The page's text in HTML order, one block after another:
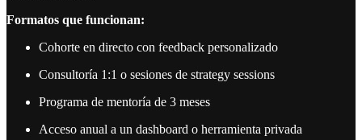
Formatos que funcionan:
Cohorte en directo con feedback personalizado
Consultoría 1:1 o sesiones de strategy sessions
Programa de mentoría de 3 meses
Acceso anual a un dashboard o herramienta privada